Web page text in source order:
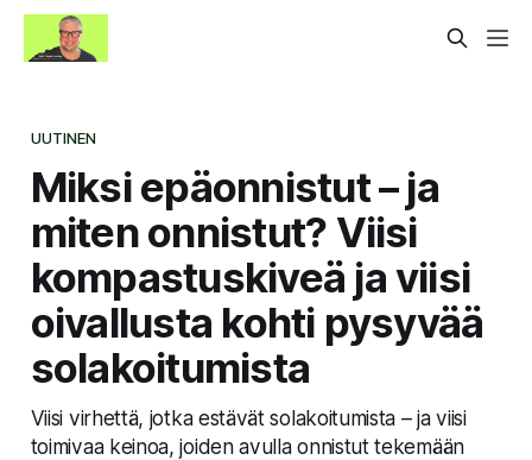
UUTINEN
Miksi epäonnistut – ja
miten onnistut? Viisi
kompastuskiveä ja viisi
oivallusta kohti pysyvää
solakoitumista
Viisi virhettä, jotka estävät solakoitumista – ja viisi
toimivaa keinoa, joiden avulla onnistut tekemään